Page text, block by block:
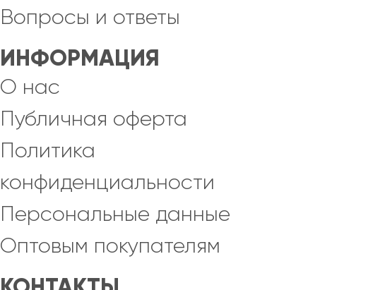
Вопросы и ответы
ИНФОРМАЦИЯ
О нас
Публичная оферта
Политика
конфиденциальности
Персональные данные
Оптовым покупателям